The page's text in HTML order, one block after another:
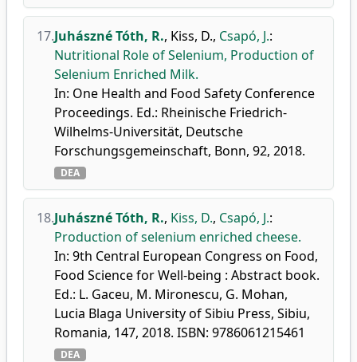
17.Juhászné Tóth, R., Kiss, D., Csapó, J.:
Nutritional Role of Selenium, Production of
Selenium Enriched Milk.
In: One Health and Food Safety Conference
Proceedings. Ed.: Rheinische Friedrich-
Wilhelms-Universität, Deutsche
Forschungsgemeinschaft, Bonn, 92, 2018.
DEA
18.Juhászné Tóth, R., Kiss, D., Csapó, J.:
Production of selenium enriched cheese.
In: 9th Central European Congress on Food,
Food Science for Well-being : Abstract book.
Ed.: L. Gaceu, M. Mironescu, G. Mohan,
Lucia Blaga University of Sibiu Press, Sibiu,
Romania, 147, 2018. ISBN: 9786061215461
DEA